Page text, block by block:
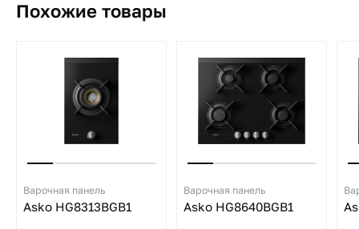
Похожие товары
Варочная панель
Asko HG8313BGB1
Варочная панель
Asko HG8640BGB1